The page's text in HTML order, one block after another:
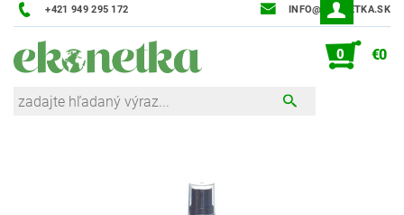
+421 949 295 172 INFO@EKONETKA.SK
0 €0